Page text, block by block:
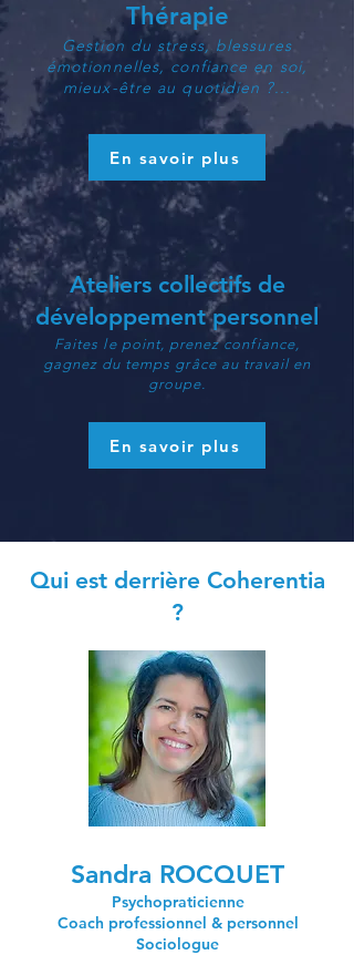
Thérapie
Gestion du stress, blessures
émotionnelles, confiance en soi,
mieux-être au quotidien ?...
En savoir plus
Ateliers collectifs de
développement personnel
Faites le point, prenez confiance,
gagnez du temps grâce au travail en
groupe.
En savoir plus
Qui est derrière Coherentia
?
Sandra ROCQUET
Psychopraticienne
Coach professionnel & personnel
Sociologue